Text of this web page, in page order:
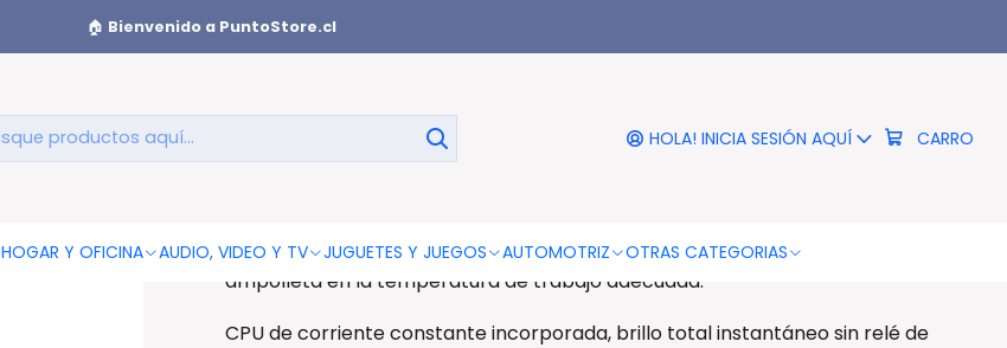
HOLA! INICIA SESIÓN AQUÍ CARRO
HOGAR Y OFICINA AUDIO, VIDEO Y TV JUGUETES Y JUEGOS AUTOMOTRIZ OTRAS CATEGORIAS
🏠 Bienvenido a PuntoStore.cl
Kit Luces Led Cob H4 6000k 26w - Ps
DESCRIPCIÓN
Todo en uno incluye sistema de ventilador turbo de alta velocidad mantiene la
ampolleta en la temperatura de trabajo adecuada.
CPU de corriente constante incorporada, brillo total instantáneo sin relé de